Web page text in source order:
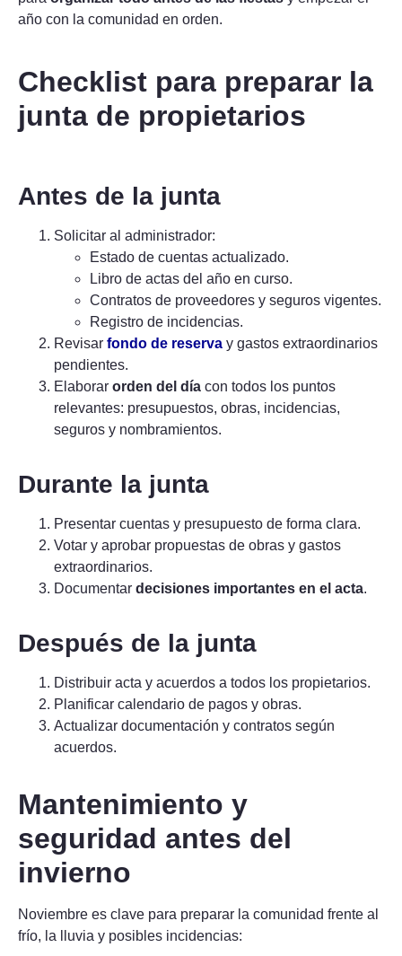
año con la comunidad en orden.
Checklist para preparar la
junta de propietarios
Antes de la junta
Solicitar al administrador:
Estado de cuentas actualizado.
Libro de actas del año en curso.
Contratos de proveedores y seguros vigentes.
Registro de incidencias.
Revisar fondo de reserva y gastos extraordinarios
pendientes.
Elaborar orden del día con todos los puntos
relevantes: presupuestos, obras, incidencias,
seguros y nombramientos.
Durante la junta
Presentar cuentas y presupuesto de forma clara.
Votar y aprobar propuestas de obras y gastos
extraordinarios.
Documentar decisiones importantes en el acta.
Después de la junta
Distribuir acta y acuerdos a todos los propietarios.
Planificar calendario de pagos y obras.
Actualizar documentación y contratos según
acuerdos.
Mantenimiento y
seguridad antes del
invierno
Noviembre es clave para preparar la comunidad frente al
frío, la lluvia y posibles incidencias: